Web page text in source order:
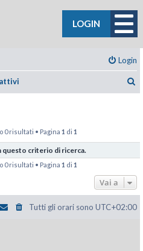
LOGIN
Login
0 risultati • Pagina 1 di 1
questo criterio di ricerca.
0 risultati • Pagina 1 di 1
Vai a
Tutti gli orari sono UTC+02:00